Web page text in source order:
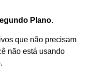
Plano.
que não precisam
não está usando